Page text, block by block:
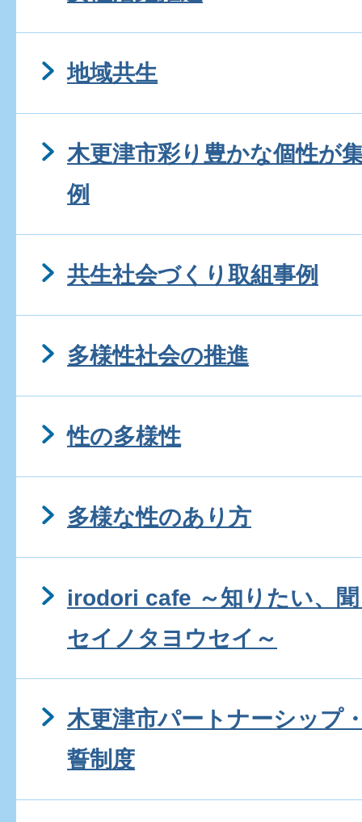
地域共生
木更津市彩り豊かな個性が
例
共生社会づくり取組事例
多様性社会の推進
性の多様性
多様な性のあり方
irodori cafe ～知りたい、
セイノタヨウセイ～
木更津市パートナーシップ
誓制度